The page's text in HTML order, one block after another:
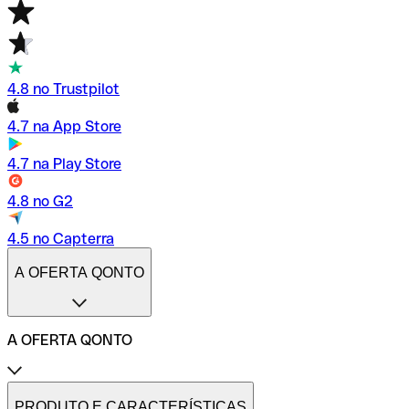
4.8 no Trustpilot
4.7 na App Store
4.7 na Play Store
4.8 no G2
4.5 no Capterra
A OFERTA QONTO
A OFERTA QONTO
Tarifas